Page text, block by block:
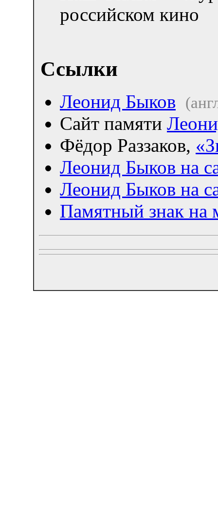
российском кино
Ссылки
Леонид Быков
Сайт памяти
Фёдор Раззаков,
Леонид Быков на
Леонид Быков на
Памятный знак на